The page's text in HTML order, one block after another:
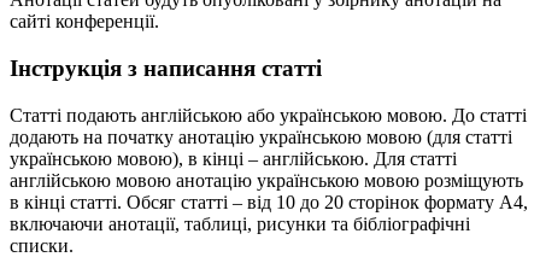
сайті конференції.
Інструкція з написання статті
Статті подають англійською або українською мовою. До статті
додають на початку анотацію українською мовою (для статті
українською мовою), в кінці – англійською. Для статті
англійською мовою анотацію українською мовою розміщують
в кінці статті. Обсяг статті – від 10 до 20 сторінок формату А4,
включаючи анотації, таблиці, рисунки та бібліографічні
списки.